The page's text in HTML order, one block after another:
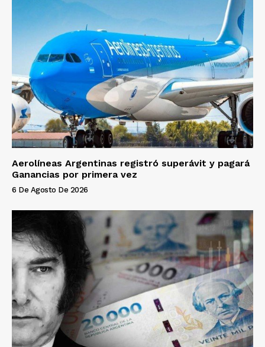
Aerolíneas Argentinas registró superávit y pagará
Ganancias por primera vez
6 De Agosto De 2026